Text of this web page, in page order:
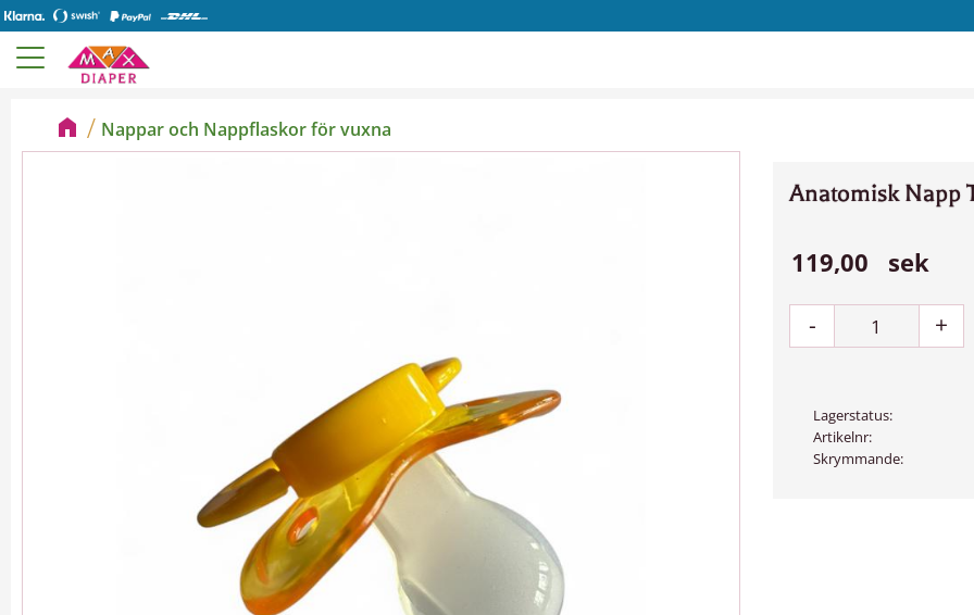
Nappar och Nappflaskor för vuxna
Anatomisk Napp
119,00 sek
+
-
Lagerstatus
Artikelnr
Skrymmande